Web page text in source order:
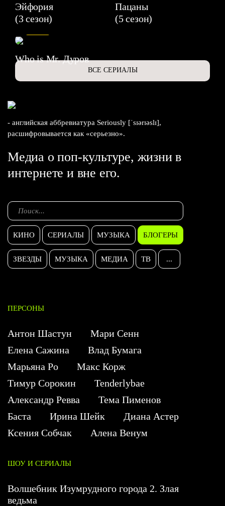
Эйфория
(3 сезон)
Пацаны
(5 сезон)
Who is Mr. Дуров
ВСЕ СЕРИАЛЫ
- английская аббревиатура Seriously [ˈsɪərɪəslɪ],
расшифровывается как «серьезно».
Медиа о поп-культуре, жизни в
интернете и вне его.
КИНО СЕРИАЛЫ МУЗЫКА БЛОГЕРЫ
ЗВЕЗДЫ МУЗЫКА МЕДИА ТВ ...
ПЕРСОНЫ
Антон Шастун
Мари Сенн
Елена Сажина
Влад Бумага
Марьяна Ро
Макс Корж
Тимур Сорокин
Tenderlybae
Александр Ревва
Тема Пименов
Баста
Ирина Шейк
Диана Астер
Ксения Собчак
Алена Венум
ШОУ И СЕРИАЛЫ
Волшебник Изумрудного города 2. Злая
ведьма